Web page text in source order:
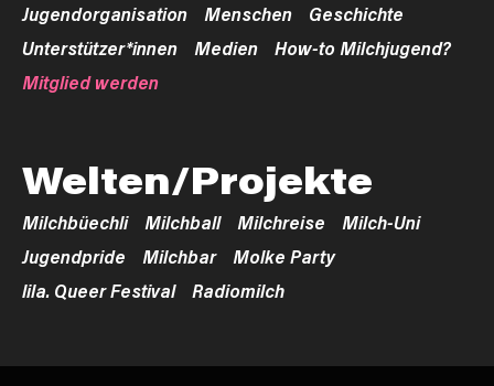
Jugendorganisation Menschen
Geschichte
Unterstützer*innen
Medien
How-to Milchjugend?
Mitglied werden
Welten/Projekte
Milchbüechli Milchball Milchreise
Milch-Uni
Jugendpride
Milchbar
Molke Party
lila. Queer Festival
Radiomilch